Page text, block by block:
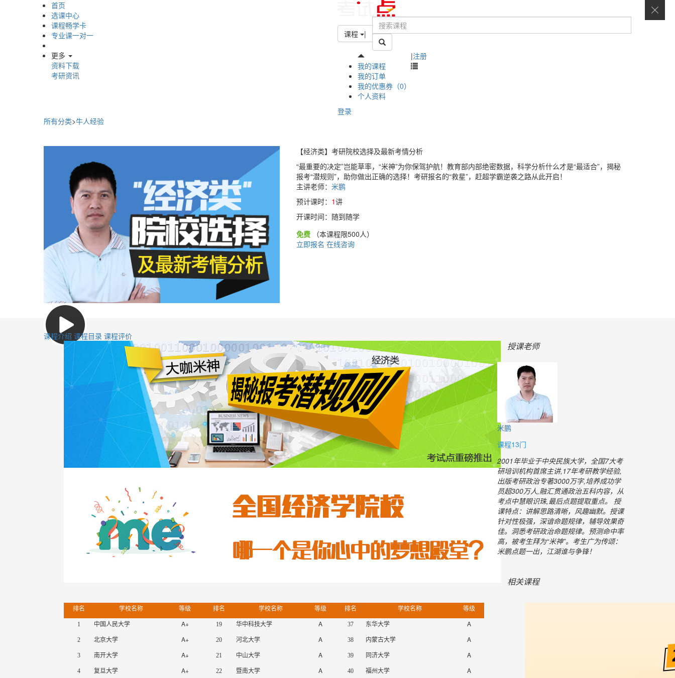
首页
选课中心
课程畅学卡
专业课一对一
更多
资料下载
考研资讯
课程 |
我的课程
我的订单
我的优惠券（0）
个人资料
登录
|注册
所有分类>牛人经验
【经济类】考研院校选择及最新考情分析
“最重要的决定”岂能草率，“米神”为你保驾护航！教育部内部绝密数据，科学分析什么才是“最适合”，揭秘
报考“潜规则”，助你做出正确的选择！考研报名的“救星”，赶超学霸逆袭之路从此开启！
主讲老师： 米鹏
预计课时： 1讲
开课时间：随到随学
免费
（本课程限500人）
立即报名 在线咨询
课程介绍 课程目录 课程评价
排名 学校名称 等级 排名 学校名称 等级 排名 学校名称 等级
1 中国人民大学 A+ 19 华中科技大学 A 37 东华大学 A
2 北京大学 A+ 20 河北大学 A 38 内蒙古大学 A
3 南开大学 A+ 21 中山大学 A 39 同济大学 A
4 复旦大学 A+ 22 暨南大学 A 40 福州大学 A
授课老师
米鹏
课程13门
2001年毕业于中央民族大学，全国7大考
研培训机构首席主讲,17年考研教学经验,
出版考研政治专著3000万字,培养成功学
员超300万人,融汇贯通政治五科内容，从
考点中慧眼识珠,最后点题提取重点。 授
课特点：讲解思路清晰，风趣幽默。授课
针对性极强，深谙命题规律，辅导效果奇
佳。洞悉考研政治命题规律。预测命中率
高，被考生拜为“米神”。考生广为传颂：
米鹏点题一出，江湖谁与争锋！
相关课程